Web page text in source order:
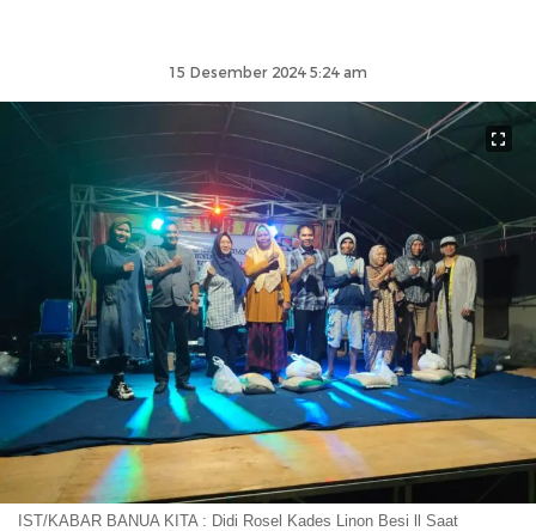
15 Desember 2024 5:24 am
IST/KABAR BANUA KITA : Didi Rosel Kades Linon Besi ll Saat